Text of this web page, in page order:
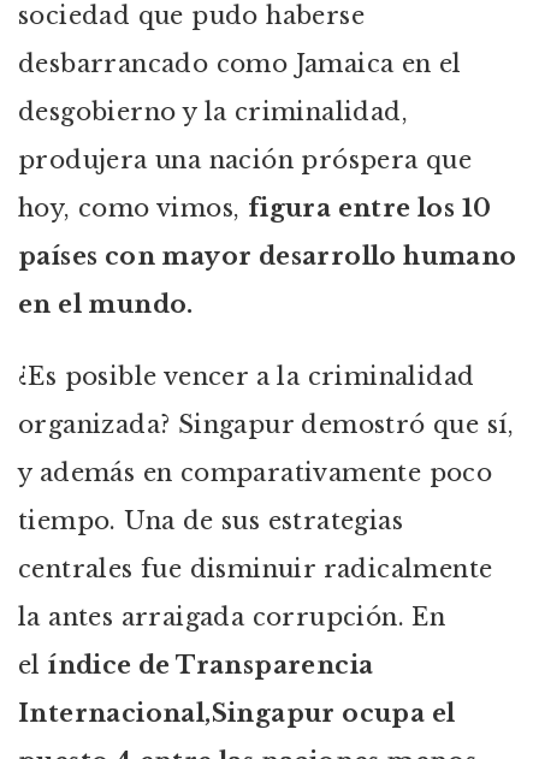
sociedad que pudo haberse
desbarrancado como Jamaica en el
desgobierno y la criminalidad,
produjera una nación próspera que
hoy, como vimos, figura entre los 10
países con mayor desarrollo humano
en el mundo.
¿Es posible vencer a la criminalidad
organizada? Singapur demostró que sí,
y además en comparativamente poco
tiempo. Una de sus estrategias
centrales fue disminuir radicalmente
la antes arraigada corrupción. En
elíndice de Transparencia
Internacional,Singapur ocupa el